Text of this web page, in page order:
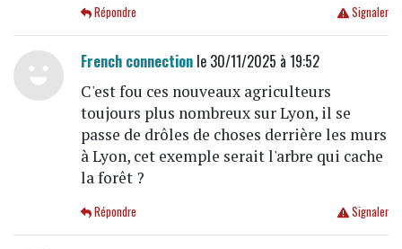
Signaler
Répondre
French connectionle 30/11/2025 à 19:52
C'est fou ces nouveaux agriculteurs
toujours plus nombreux sur Lyon, il se
passe de drôles de choses derrière les murs
à Lyon, cet exemple serait l'arbre qui cache
la forêt ?
Signaler
Répondre